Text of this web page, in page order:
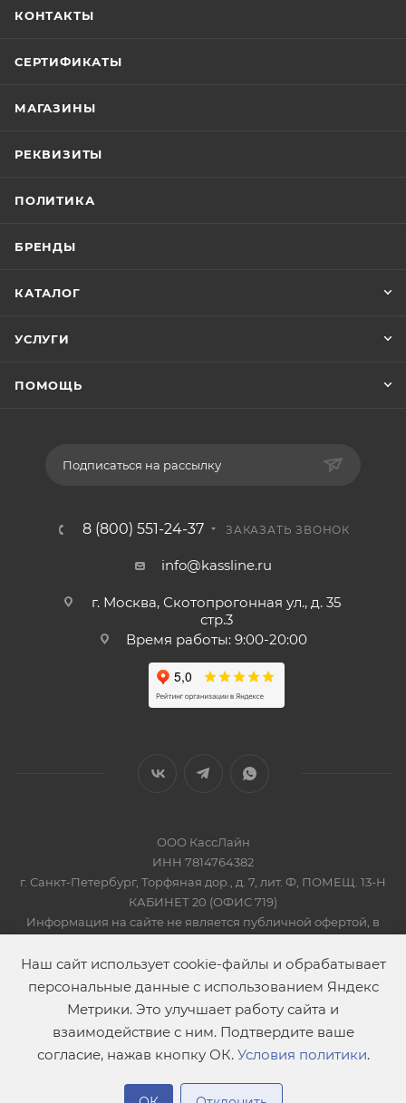
КОНТАКТЫ
СЕРТИФИКАТЫ
МАГАЗИНЫ
РЕКВИЗИТЫ
ПОЛИТИКА
БРЕНДЫ
КАТАЛОГ
УСЛУГИ
ПОМОЩЬ
Подписаться на рассылку
8 (800) 551-24-37 ЗАКАЗАТЬ ЗВОНОК
info@kassline.ru
г. Москва, Скотопрогонная ул., д. 35
стр.3
Время работы: 9:00-20:00
ООО КассЛайн
ИНН 7814764382
г. Санкт-Петербург, Торфяная дор., д. 7, лит. Ф, ПОМЕЩ. 13-Н
КАБИНЕТ 20 (ОФИС 719)
Информация на сайте не является публичной офертой, в
2019-2026 © КАССЛАЙН
Наш сайт использует cookie-файлы и обрабатывает
персональные данные с использованием Яндекс
Метрики. Это улучшает работу сайта и
взаимодействие с ним. Подтвердите ваше
согласие, нажав кнопку ОК. Условия политики.